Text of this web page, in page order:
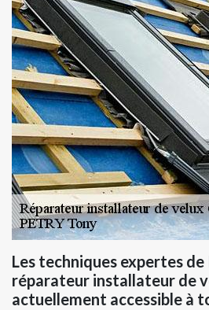
Les techniques expertes de
réparateur installateur de
actuellement accessible à